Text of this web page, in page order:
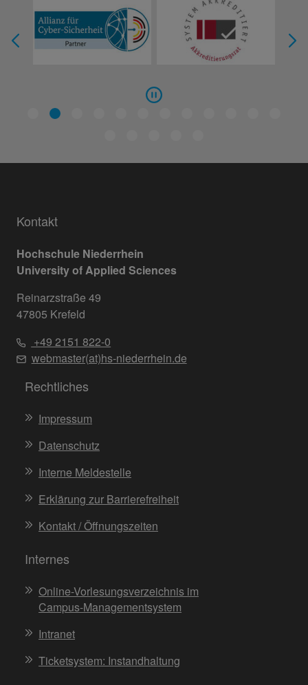
Kontakt
Hochschule Niederrhein
University of Applied Sciences
Reinarzstraße 49
47805 Krefeld
+49 2151 822-0
webmaster(at)hs-niederrhein.de
Rechtliches
Impressum
Datenschutz
Interne Meldestelle
Erklärung zur Barrierefreiheit
Kontakt / Öffnungszeiten
Internes
Online-Vorlesungsverzeichnis im
Campus-Managementsystem
Intranet
Ticketsystem: Instandhaltung